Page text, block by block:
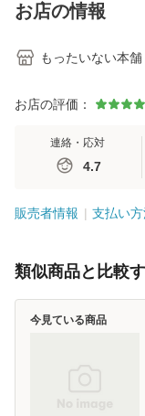
お店の情報
もったいない本舗
お店の評価：
連絡・応対
4.7
販売者情報 支払い
類似商品と比較
今見ている商品